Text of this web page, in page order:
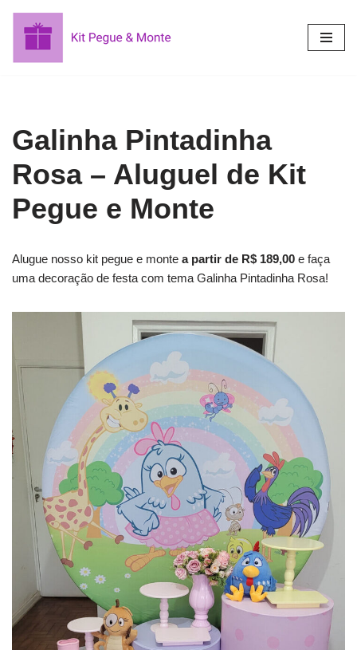
para
Galinha Pintadinha
Rosa – Aluguel de Kit
Pegue e Monte
Alugue nosso kit pegue e monte a partir de R$ 189,00 e faça
uma decoração de festa com tema Galinha Pintadinha Rosa!